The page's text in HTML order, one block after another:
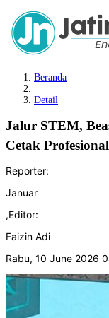
Beranda
Detail
Jalur STEM,
Cetak
Reporter:
Januar
,Editor:
Faizin Adi
Rabu, 10 June 2026